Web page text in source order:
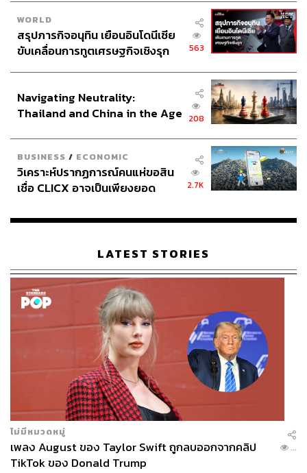
WORLD
สรุปภารกิจอนุทิน เยือนอินโดนีเซีย
ขับเคลื่อนการทูตเศรษฐกิจเชิงรุก
563
Navigating Neutrality:
Thailand and China in the Age
208
BUSINESS / ECONOMIC
วิเคราะห์ปรากฏการณ์คนแห่ขอสิน
เชื่อ CLICX อาจเป็นเพียงยอด
เรือนไทยที่ถูกซุกไว้
2.7K
LATEST STORIES
ไม่มีหมวดหมู่
เพลง August ของ Taylor Swift ถูกลบออกจากคลิป
TikTok ของ Donald Trump
...